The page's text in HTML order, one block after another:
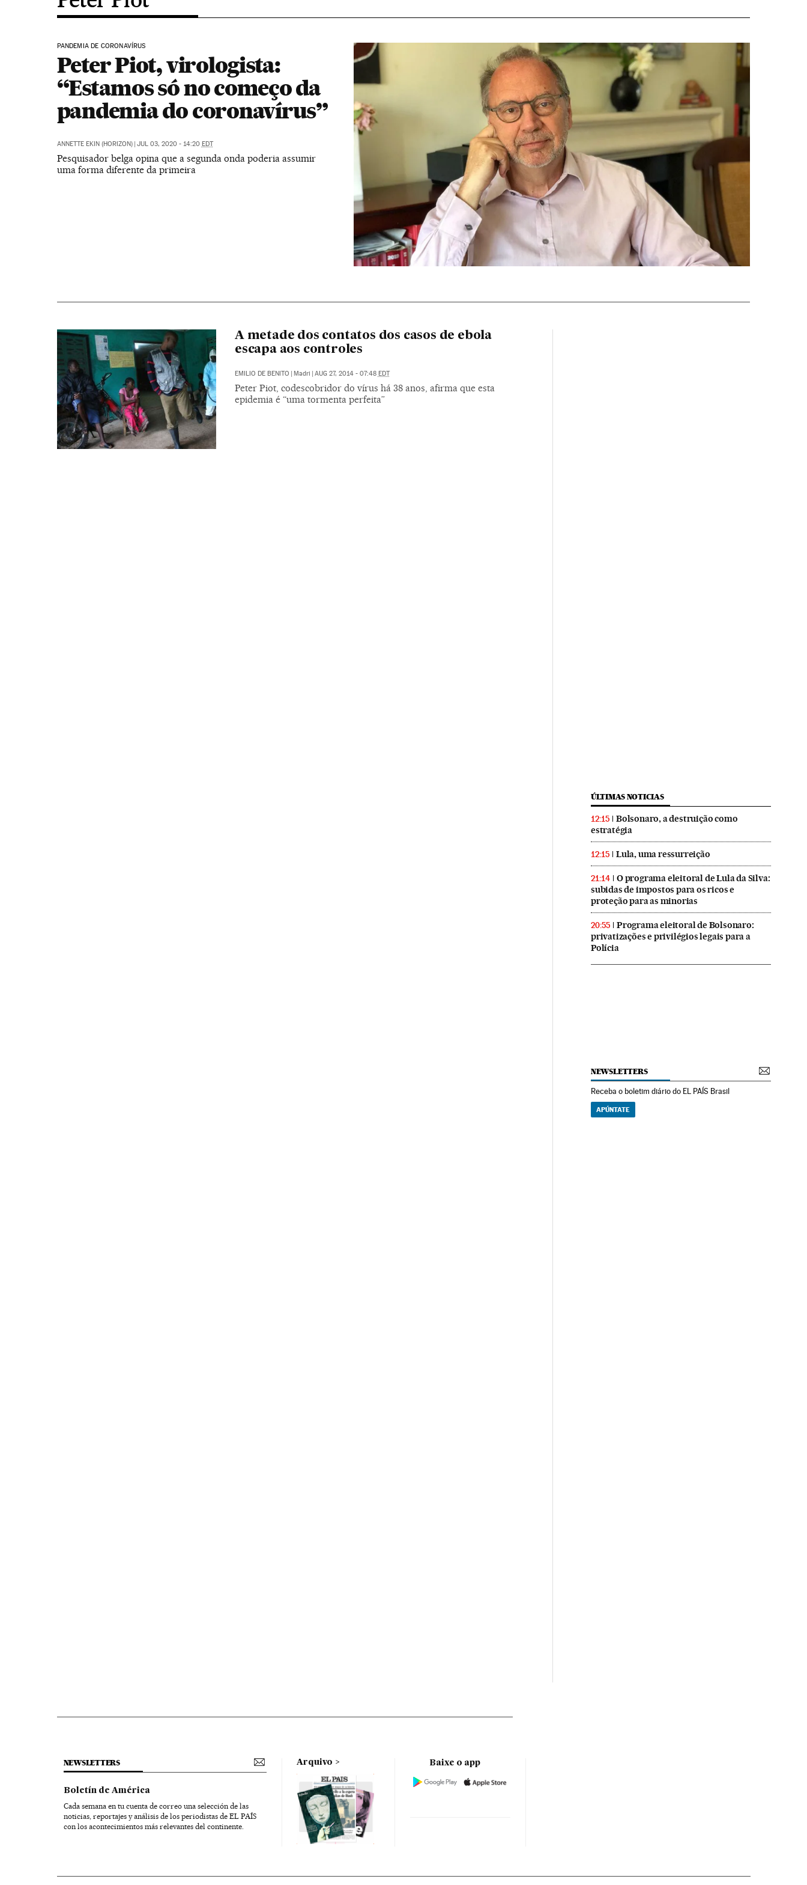
PANDEMIA DE CORONAVÍRUS
Peter Piot, virologista:
“Estamos só no começo da
pandemia do coronavírus”
ANNETTE EKIN (HORIZON) | JUL 03, 2020 - 14:20 EDT
Pesquisador belga opina que a segunda onda poderia assumir
uma forma diferente da primeira
A metade dos contatos dos casos de ebola
escapa aos controles
EMILIO DE BENITO | Madri | AUG 27, 2014 - 07:48 EDT
Peter Piot, codescobridor do vírus há 38 anos, afirma que esta
epidemia é “uma tormenta perfeita”
ÚLTIMAS NOTICIAS
12:15
Bolsonaro, a destruição como
estratégia
12:15 Lula, uma ressurreição
21:14
O programa eleitoral de Lula da Silva:
subidas de impostos para os ricos e
proteção para as minorias
20:55
Programa eleitoral de Bolsonaro:
privatizações e privilégios legais para a
Polícia
NEWSLETTERS
Receba o boletim diário do EL PAÍS Brasil
APÚNTATE
NEWSLETTERS
Boletín de América
Cada semana en tu cuenta de correo una selección de las
noticias, reportajes y análisis de los periodistas de EL PAÍS
con los acontecimientos más relevantes del continente.
Arquivo Baixe o app